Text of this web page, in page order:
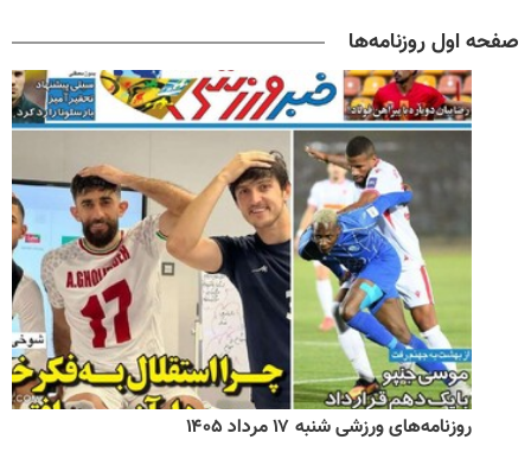
صفحه اول روزنامه‌ها
روزنامه‌های ورزشی شنبه ۱۷ مرداد ۱۴۰۵